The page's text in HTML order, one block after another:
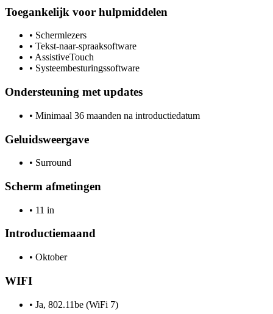
Toegankelijk voor hulpmiddelen
• Schermlezers
• Tekst-naar-spraaksoftware
• AssistiveTouch
• Systeembesturingssoftware
Ondersteuning met updates
• Minimaal 36 maanden na introductiedatum
Geluidsweergave
• Surround
Scherm afmetingen
• 11 in
Introductiemaand
• Oktober
WIFI
• Ja, 802.11be (WiFi 7)